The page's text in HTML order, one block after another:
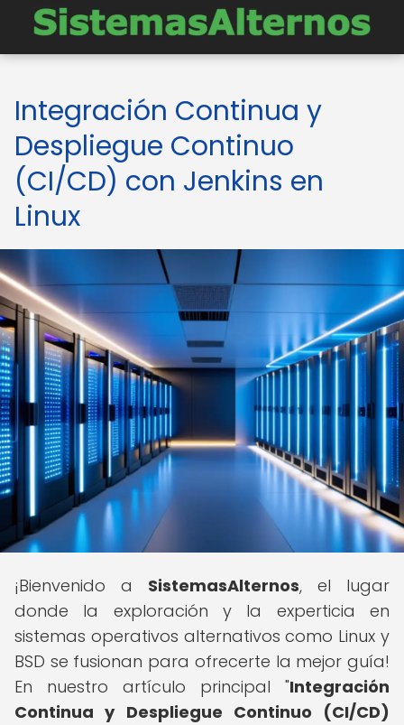
Integración Continua y
Despliegue Continuo
(CI/CD) con Jenkins en
Linux
¡Bienvenido a SistemasAlternos, el lugar
donde la exploración y la experticia en
sistemas operativos alternativos como Linux y
BSD se fusionan para ofrecerte la mejor guía!
En nuestro artículo principal "Integración
Continua y Despliegue Continuo (CI/CD)